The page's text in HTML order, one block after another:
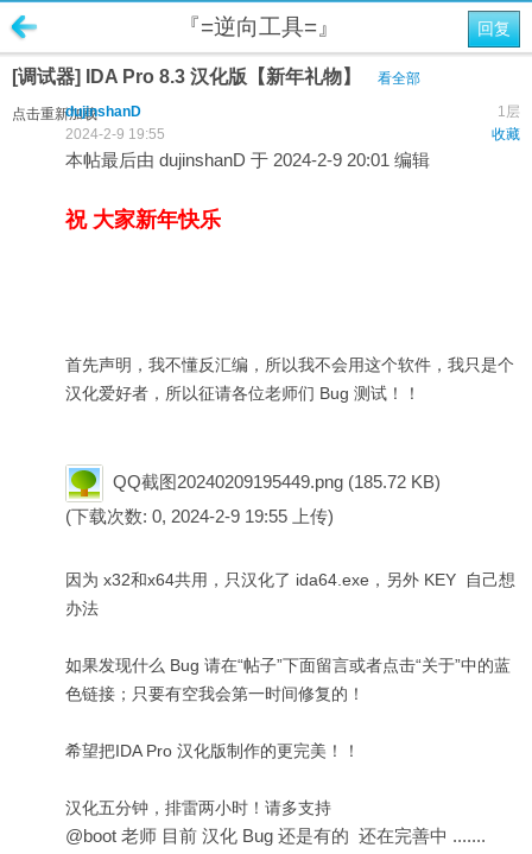
回复
『=逆向工具=』
[调试器] IDA Pro 8.3 汉化版【新年礼物】 看全部
点击重新加载 1层
dujinshanD
收藏
2024-2-9 19:55
本帖最后由 dujinshanD 于 2024-2-9 20:01 编辑
祝 大家新年快乐
首先声明，我不懂反汇编，所以我不会用这个软件，我只是个
汉化爱好者，所以征请各位老师们 Bug 测试！！
QQ截图20240209195449.png (185.72 KB)
(下载次数: 0, 2024-2-9 19:55 上传)
因为 x32和x64共用，只汉化了 ida64.exe，另外 KEY 自己想
办法
如果发现什么 Bug 请在“帖子”下面留言或者点击“关于”中的蓝
色链接；只要有空我会第一时间修复的！
希望把IDA Pro 汉化版制作的更完美！！
汉化五分钟，排雷两小时！请多支持
@boot 老师 目前 汉化 Bug 还是有的 还在完善中 .......